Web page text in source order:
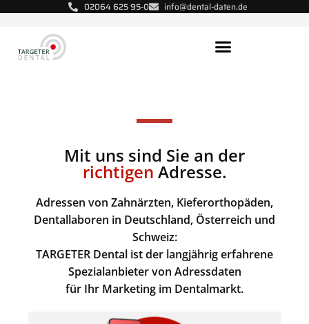
02064 625 95-0 info@dental-daten.de
Mit uns sind Sie an der
richtigen Adresse.
Adressen von Zahnärzten, Kieferorthopäden,
Dentallaboren in Deutschland, Österreich und
Schweiz:
TARGETER Dental ist der langjährig erfahrene
Spezialanbieter von Adressdaten
für Ihr Marketing im Dentalmarkt.